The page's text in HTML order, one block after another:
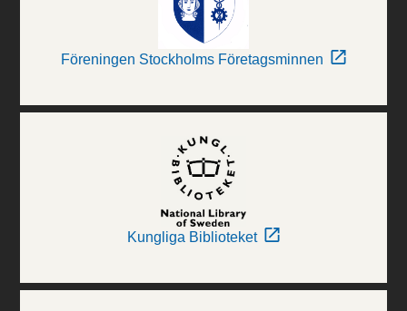
Föreningen Stockholms Företagsminnen
Kungliga Biblioteket